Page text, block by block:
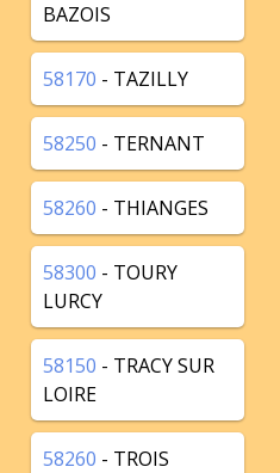
BAZOIS
58170 - TAZILLY
58250 - TERNANT
58260 - THIANGES
58300 - TOURY
LURCY
58150 - TRACY SUR
LOIRE
58260 - TROIS